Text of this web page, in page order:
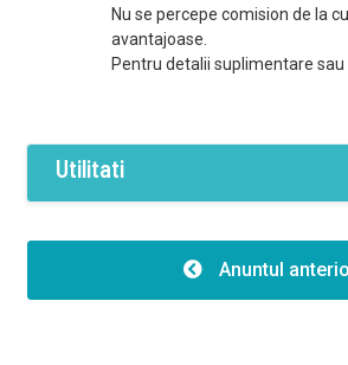
Nu se percepe comision de la
avantajoase.
Pentru detalii suplimentare
Utilitati
Apa
Anuntul